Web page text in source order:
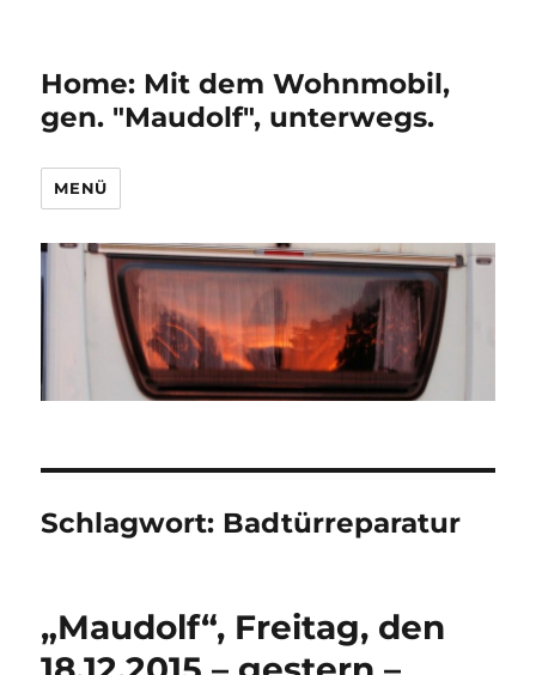
Home: Mit dem Wohnmobil,
gen. "Maudolf", unterwegs.
MENÜ
Schlagwort: Badtürreparatur
„Maudolf“, Freitag, den